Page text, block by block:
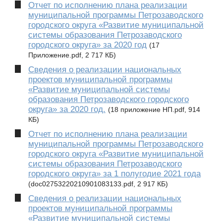
Отчет по исполнению плана реализации
муниципальной программы Петрозаводского
городского округа «Развитие муниципальной
системы образования Петрозаводского
городского округа» за 2020 год (17
Приложение.pdf, 2 717 КБ)
Сведения о реализации национальных
проектов муниципальной программы
«Развитие муниципальной системы
образования Петрозаводского городского
округа» за 2020 год. (18 приложение НП.pdf, 914
КБ)
Отчет по исполнению плана реализации
муниципальной программы Петрозаводского
городского округа «Развитие муниципальной
системы образования Петрозаводского
городского округа» за 1 полугодие 2021 года
(doc02753220210901083133.pdf, 2 917 КБ)
Сведения о реализации национальных
проектов муниципальной программы
«Развитие муниципальной системы